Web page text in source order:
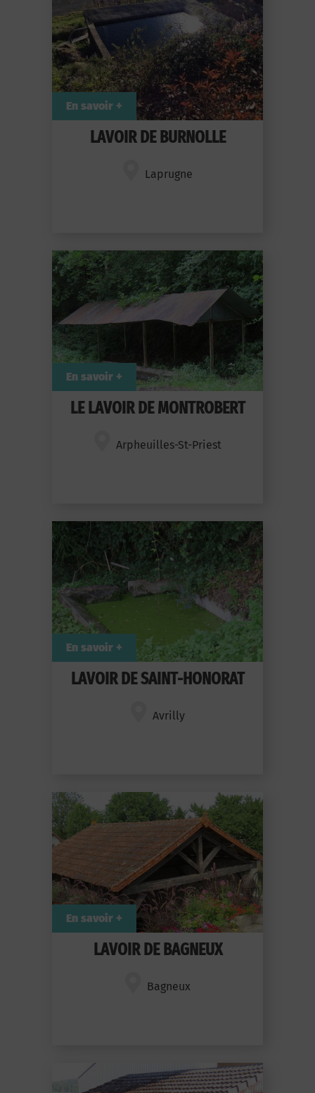
LAVOIR DE BURNOLLE
Laprugne
En savoir +
LE LAVOIR DE MONTROBERT
Arpheuilles-St-Priest
En savoir +
LAVOIR DE SAINT-HONORAT
Avrilly
En savoir +
LAVOIR DE BAGNEUX
Bagneux
En savoir +